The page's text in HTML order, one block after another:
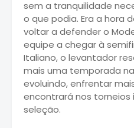
sem a tranquilidade
o que podia. Era a hora
voltar a defender o
equipe a chegar à
Italiano, o levantador
mais uma temporada
evoluindo, enfrentar
encontrará nos torneios
seleção.